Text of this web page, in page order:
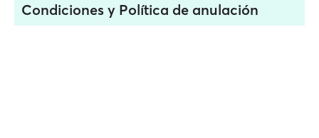
Condiciones y Política de anulación